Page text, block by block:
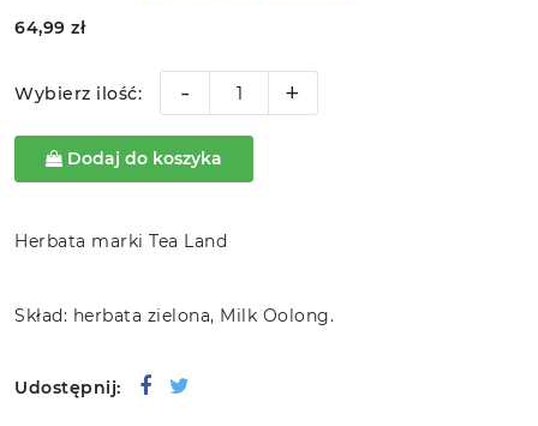
64,99 zł
Wybierz ilość: - +
Dodaj do koszyka
Herbata marki Tea Land
Skład: herbata zielona, Milk Oolong.
Udostępnij: